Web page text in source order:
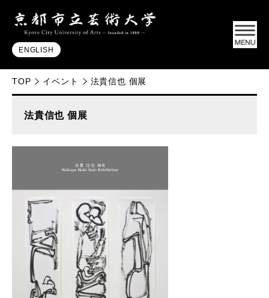
ENGLISH
TOP イベント 法貴信也 個展
法貴信也 個展